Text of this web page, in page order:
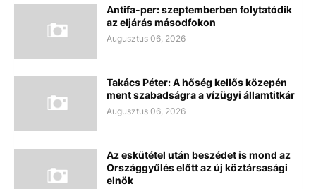
Antifa-per: szeptemberben folytatódik
az eljárás másodfokon
Augusztus 06, 2026
Takács Péter: A hőség kellős közepén
ment szabadságra a vízügyi államtitkár
Augusztus 06, 2026
Az eskütétel után beszédet is mond az
Országgyűlés előtt az új köztársasági
elnök